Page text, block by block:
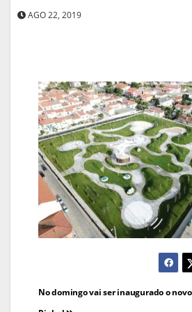
AGO 22, 2019
Navegação
No domingo vai ser inaugurado o